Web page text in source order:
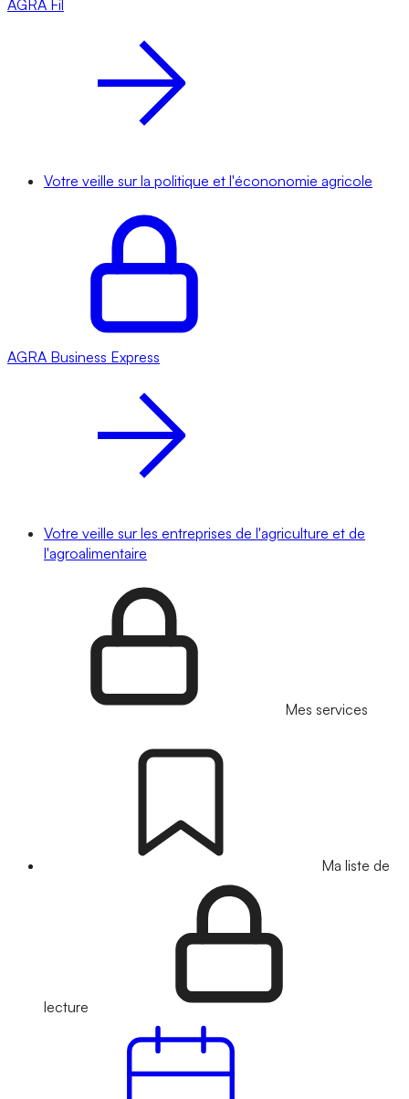
AGRA Fil
Votre veille sur la politique et l'écononomie agricole
AGRA Business Express
Votre veille sur les entreprises de l'agriculture et de
l'agroalimentaire
Mes services
Ma liste de
lecture